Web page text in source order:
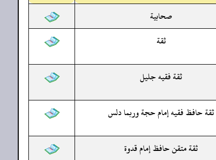
صحابية
ثقة
ثقة فقيه جليل
ثقة حافظ فقيه إمام حجة وربما دلس
ثقة متقن حافظ إمام قدوة